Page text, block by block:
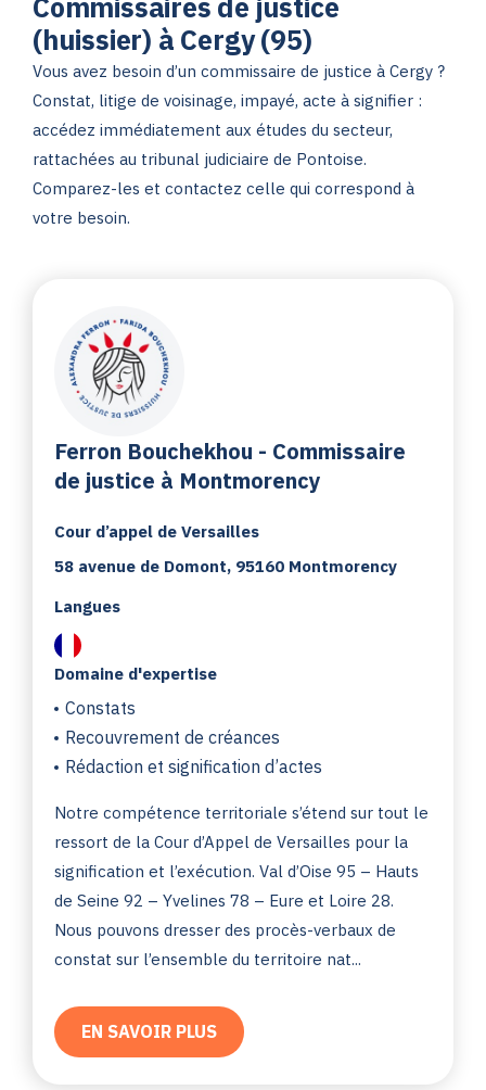
(huissier) à Cergy (95)
Vous avez besoin d’un commissaire de justice à Cergy ?
Constat, litige de voisinage, impayé, acte à signifier :
accédez immédiatement aux études du secteur,
rattachées au tribunal judiciaire de Pontoise.
Comparez-les et contactez celle qui correspond à
votre besoin.
Ferron Bouchekhou - Commissaire
de justice à Montmorency
Cour d’appel de Versailles
58 avenue de Domont, 95160 Montmorency
Domaine d'expertise
Constats
Recouvrement de créances
Rédaction et signification d’actes
Langues
Notre compétence territoriale s’étend sur tout le
ressort de la Cour d’Appel de Versailles pour la
signification et l’exécution. Val d’Oise 95 – Hauts
de Seine 92 – Yvelines 78 – Eure et Loire 28.
Nous pouvons dresser des procès-verbaux de
constat sur l’ensemble du territoire nat...
EN SAVOIR PLUS